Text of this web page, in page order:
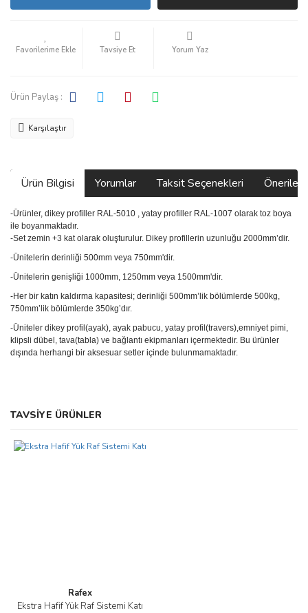
Tavsiye Et Yorum Yaz
Ürün Paylaş :
Karşılaştır
Ürün Bilgisi Yorumlar Taksit Seçenekleri
-Ürünler, dikey profiller RAL-5010 , yatay profiller RAL-1007 olarak toz boya
ile boyanmaktadır.
-Set zemin +3 kat olarak oluşturulur. Dikey profillerin uzunluğu 2000mm’dir.
-Ünitelerin derinliği 500mm veya 750mm'dir.
-Ünitelerin genişliği 1000mm, 1250mm veya 1500mm'dir.
-Her bir katın kaldırma kapasitesi; derinliği 500mm’lik bölümlerde 500kg,
750mm’lik bölümlerde 350kg’dır.
-Üniteler dikey profil(ayak), ayak pabucu, yatay profil(travers),emniyet pimi,
klipsli dübel, tava(tabla) ve bağlantı ekipmanları içermektedir. Bu ürünler
dışında herhangi bir aksesuar setler içinde bulunmamaktadır.
Bu ürünün fiyat bilgisi, resim, ürün açıklamalarında ve diğer
konularda yetersiz gördüğünüz noktaları öneri formunu kullanarak
Görüş ve önerileriniz için teşekkür ederiz.
TAVSİYE ÜRÜNLER
Rafex
Ekstra Hafif Yük Raf Sistemi Katı